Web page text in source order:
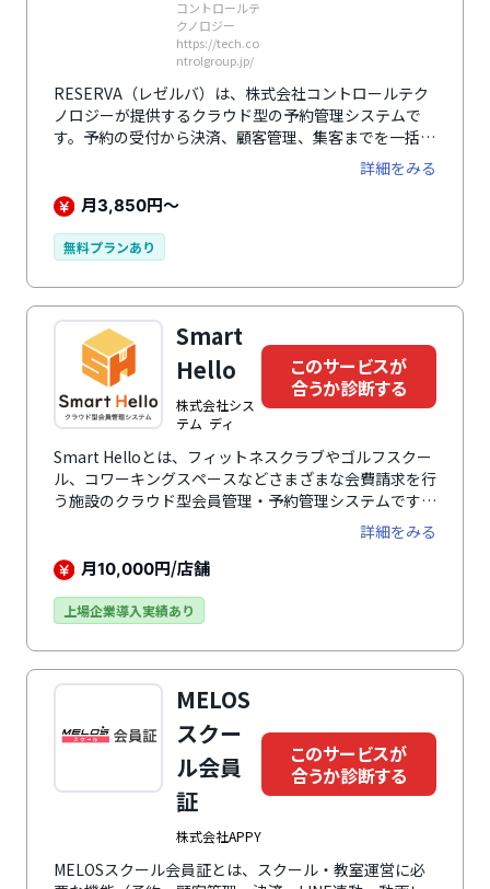
コントロールテ
クノロジー
https://tech.co
ntrolgroup.jp/
RESERVA（レゼルバ）は、株式会社コントロールテク
ノロジーが提供するクラウド型の予約管理システムで
す。予約の受付から決済、顧客管理、集客までを一括で
管理でき、350以上の業種で導入されています。100種
類を超える豊富な機能に加え、Zoomやスマートロック
など外部サービスとの連携も可能です。オンラインレッ
顧客データの収集もできます。抽選予約、クーポン配信
売上向上を実現します。
詳細をみる
月3,850円～
無料プランあり
Smart
Hello
株式会社シス
テム ディ
このサービスが
合うか診断する
Smart Helloとは、フィットネスクラブやゴルフスクー
ル、コワーキングスペースなどさまざまな会費請求を行
う施設のクラウド型会員管理・予約管理システムです。
タブレットやWebブラウザを利用してペーパーレスで
入会手続きができるのがメリットのひとつ。入会希望者
は自宅からオンラインで必要な情報を入力できるため、
ュール管理や受講位置の予約機能などを搭載し、利用者
機能により、施設の運営をスマート化し、スタッフの負
担を軽減。会員へのサービス向上が期待できます。
詳細をみる
月10,000円/店舗
上場企業導入実績あり
MELOS
スクー
ル会員
証
株式会社APPY
このサービスが
合うか診断する
MELOSスクール会員証とは、スクール・教室運営に必